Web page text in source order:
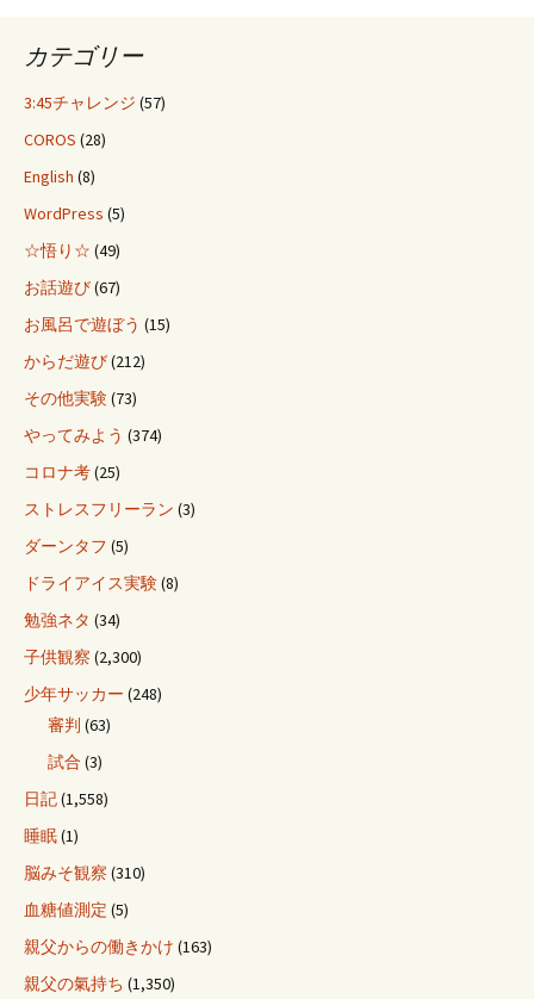
カテゴリー
3:45チャレンジ (57)
COROS (28)
English (8)
WordPress (5)
☆悟り☆ (49)
お話遊び(67)
お風呂で遊ぼう (15)
からだ遊び(212)
その他実験(73)
やってみよう (374)
コロナ考(25)
ストレスフリーラン (3)
ダーンタフ (5)
ドライアイス実験(8)
勉強ネタ (34)
子供観察 (2,300)
少年サッカー (248)
審判 (63)
試合 (3)
日記(1,558)
睡眠(1)
脳みそ観察 (310)
血糖値測定 (5)
親父からの働きかけ (163)
親父の氣持ち (1,350)